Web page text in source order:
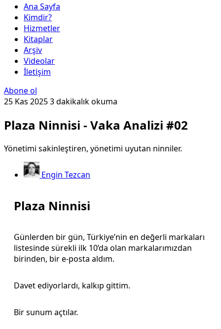
Ana Sayfa
Kimdir?
Hizmetler
Kitaplar
Arşiv
Videolar
İletişim
Abone ol
25 Kas 20253 dakikalık okuma
Plaza Ninnisi - Vaka Analizi #02
Yönetimi sakinleştiren, yönetimi uyutan ninniler.
Engin Tezcan
Plaza Ninnisi
Günlerden bir gün, Türkiye’nin en değerli markaları
listesinde sürekli ilk 10’da olan markalarımızdan
birinden, bir e-posta aldım.
Davet ediyorlardı, kalkıp gittim.
Bir sunum açtılar.